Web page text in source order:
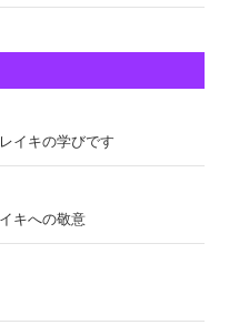
イキの学びです
キへの敬意